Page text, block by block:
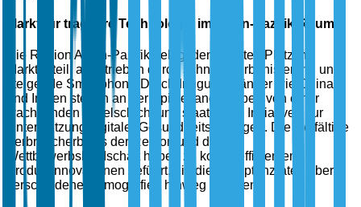
Markt für tragbare Technologie im Asien-Pazifik-Raum
Die Region Asien-Pazifik belegt den zweiten Platz im
Marktanteil, angetrieben durch schnelle Urbanisierung und
steigende Smartphone-Durchdringung. Länder wie China
und Indien stehen an der Spitze, angetrieben von einer
wachsenden Mittelschicht und staatlichen Initiativen zur
Unterstützung digitaler Gesundheitslösungen. Die vielfältige
Verbraucherbasis der Region und die
Wettbewerbslandschaft haben zu kosteneffizienten
Produktinnovationen geführt, die die Akzeptanzraten über
verschiedene Demografien hinweg erhöhen.